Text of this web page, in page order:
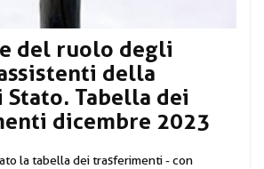
del ruolo degli
della
Stato. Tabella dei
dicembre 2023
la tabella dei trasferimenti - con